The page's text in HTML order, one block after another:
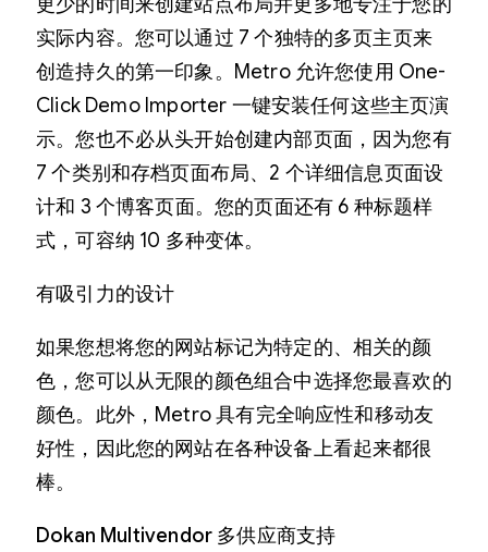
实际内容。您可以通过 7 个独特的多页主页来
创造持久的第一印象。Metro 允许您使用 One-
Click Demo Importer 一键安装任何这些主页演
示。您也不必从头开始创建内部页面，因为您有
7 个类别和存档页面布局、2 个详细信息页面设
计和 3 个博客页面。您的页面还有 6 种标题样
式，可容纳 10 多种变体。
有吸引力的设计
如果您想将您的网站标记为特定的、相关的颜
色，您可以从无限的颜色组合中选择您最喜欢的
颜色。此外，Metro 具有完全响应性和移动友
好性，因此您的网站在各种设备上看起来都很
棒。
Dokan Multivendor 多供应商支持